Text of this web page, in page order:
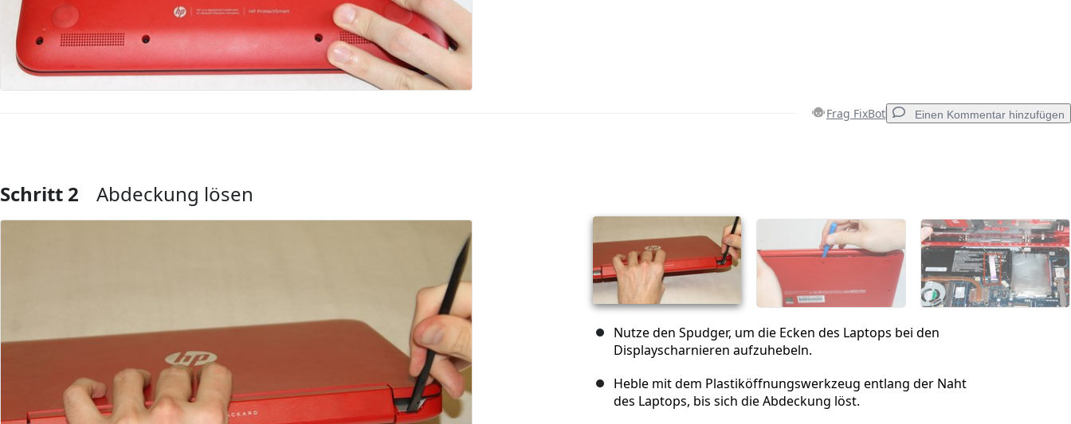
Frag FixBot Einen Kommentar hinzufügen
Kommentar hinzufügen
Abbrechen Kommentieren
Schritt 2 Abdeckung lösen
Nutze den Spudger, um die Ecken des Laptops bei den
Displayscharnieren aufzuhebeln.
Heble mit dem Plastiköffnungswerkzeug entlang der Naht
des Laptops, bis sich die Abdeckung löst.